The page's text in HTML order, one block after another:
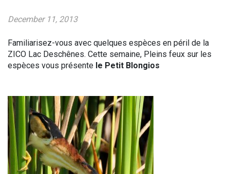
December 11, 2013
Familiarisez-vous avec quelques espèces en péril de la
ZICO Lac Deschênes. Cette semaine, Pleins feux sur les
espèces vous présente le Petit Blongios